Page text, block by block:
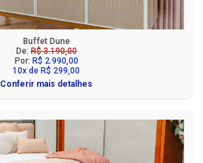
Buffet Dune
De:R$ 3.190,00
Por: R$ 2.990,00
10x de R$ 299,00
Conferir mais detalhes